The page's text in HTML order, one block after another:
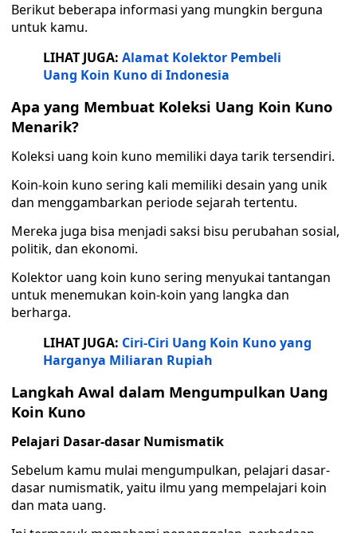
Berikut beberapa informasi yang mungkin berguna
untuk kamu.
LIHAT JUGA: Alamat Kolektor Pembeli
Uang Koin Kuno di Indonesia
Apa yang Membuat Koleksi Uang Koin Kuno
Menarik?
Koleksi uang koin kuno memiliki daya tarik tersendiri.
Koin-koin kuno sering kali memiliki desain yang unik
dan menggambarkan periode sejarah tertentu.
Mereka juga bisa menjadi saksi bisu perubahan sosial,
politik, dan ekonomi.
Kolektor uang koin kuno sering menyukai tantangan
untuk menemukan koin-koin yang langka dan
berharga.
LIHAT JUGA: Ciri-Ciri Uang Koin Kuno yang
Harganya Miliaran Rupiah
Langkah Awal dalam Mengumpulkan Uang
Koin Kuno
Pelajari Dasar-dasar Numismatik
Sebelum kamu mulai mengumpulkan, pelajari dasar-
dasar numismatik, yaitu ilmu yang mempelajari koin
dan mata uang.